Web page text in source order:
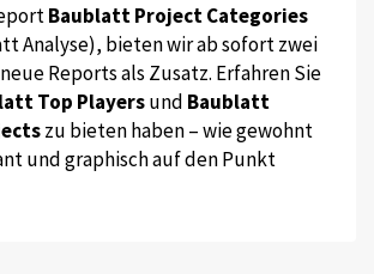
Baublatt Project Categories
Analyse), bieten wir ab sofort zwei
Reports als Zusatz. Erfahren Sie
Top Playersund Baublatt
zu bieten haben – wie gewohnt
und graphisch auf den Punkt